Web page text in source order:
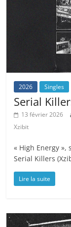
2026 Singles
Serial
13 février 2026
Xzibit
« High Energy
Serial Killers
Lire la suite